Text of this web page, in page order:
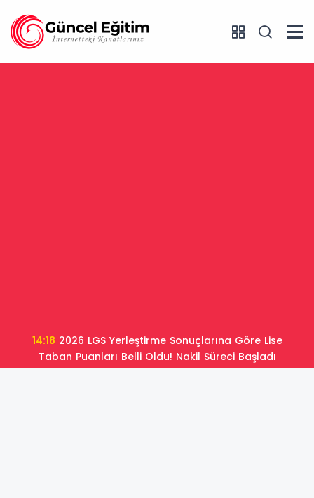
14:18
Taban Puanları Belli Oldu! Nakil Süreci Başladı